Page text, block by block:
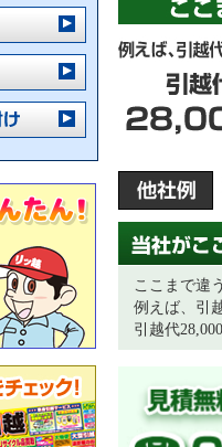
ここまで違
例えば、引
引越代